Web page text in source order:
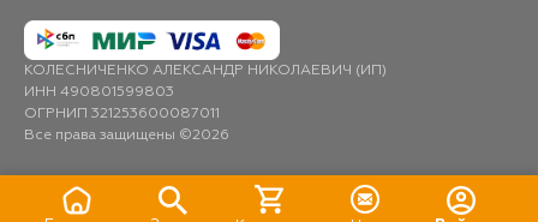
КОЛЕСНИЧЕНКО АЛЕКСАНДР НИКОЛАЕВИЧ (ИП)
ИНН 490801599803
ОГРНИП 321253600087011
Все права защищены ©2026